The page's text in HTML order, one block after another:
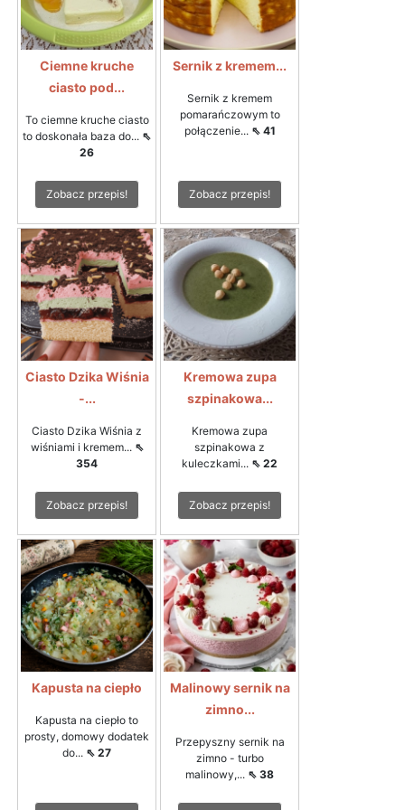
Ciemne kruche
ciasto pod...
To ciemne kruche ciasto
to doskonała baza do... ⇖
26
Zobacz przepis!
Sernik z kremem...
Sernik z kremem
pomarańczowym to
połączenie... ⇖ 41
Zobacz przepis!
Ciasto Dzika Wiśnia
-...
Ciasto Dzika Wiśnia z
wiśniami i kremem... ⇖
354
Zobacz przepis!
Kremowa zupa
szpinakowa...
Kremowa zupa
szpinakowa z
kuleczkami... ⇖ 22
Zobacz przepis!
Kapusta na ciepło
Kapusta na ciepło to
prosty, domowy dodatek
do... ⇖ 27
Malinowy sernik na
zimno...
Przepyszny sernik na
zimno - turbo
malinowy,... ⇖ 38